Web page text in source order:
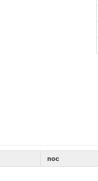
noc